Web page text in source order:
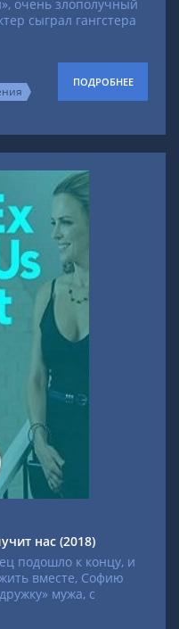
очень злополучный
сыграл гангстера
ПОДРОБНЕЕ
нас (2018)
подошло к концу, и
вместе, Софию
мужа, с